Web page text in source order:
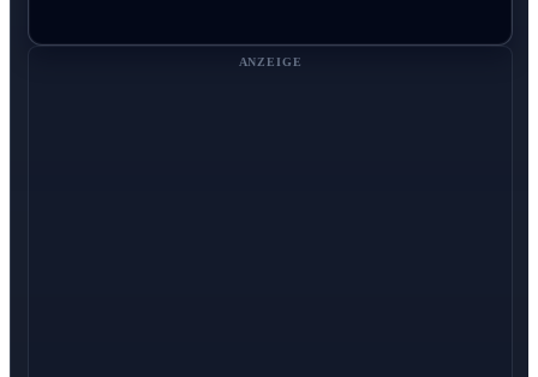
ANZEIGE